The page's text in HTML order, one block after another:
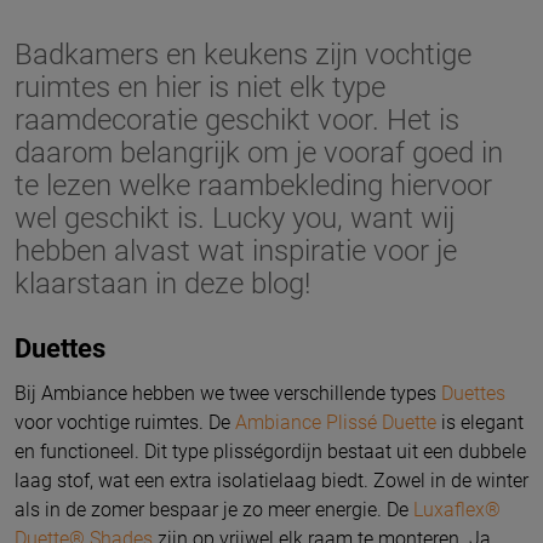
Badkamers en keukens zijn vochtige
ruimtes en hier is niet elk type
raamdecoratie geschikt voor. Het is
daarom belangrijk om je vooraf goed in
te lezen welke raambekleding hiervoor
wel geschikt is. Lucky you, want wij
hebben alvast wat inspiratie voor je
klaarstaan in deze blog!
Duettes
Bij Ambiance hebben we twee verschillende types Duettes
voor vochtige ruimtes. De Ambiance Plissé Duette is elegant
en functioneel. Dit type plisségordijn bestaat uit een dubbele
laag stof, wat een extra isolatielaag biedt. Zowel in de winter
als in de zomer bespaar je zo meer energie. De Luxaflex®